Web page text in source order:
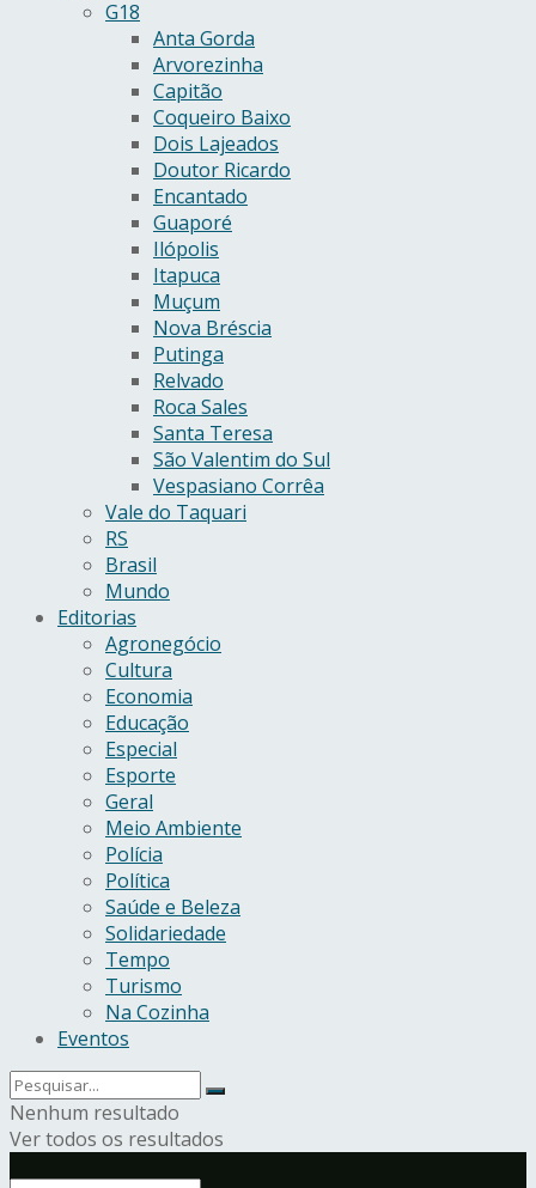
G18
Anta Gorda
Arvorezinha
Capitão
Coqueiro Baixo
Dois Lajeados
Doutor Ricardo
Encantado
Guaporé
Ilópolis
Itapuca
Muçum
Nova Bréscia
Putinga
Relvado
Roca Sales
Santa Teresa
São Valentim do Sul
Vespasiano Corrêa
Vale do Taquari
RS
Brasil
Mundo
Editorias
Agronegócio
Cultura
Economia
Educação
Especial
Esporte
Geral
Meio Ambiente
Polícia
Política
Saúde e Beleza
Solidariedade
Tempo
Turismo
Na Cozinha
Eventos
Nenhum resultado
Ver todos os resultados